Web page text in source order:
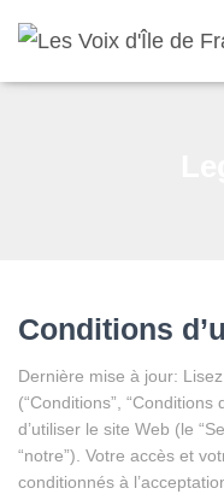
Conditions
Dernière mise à jour:
(“Conditions”, “Conditions
d’utiliser le site Web (le
“notre”). Votre accès et
conditionnés à